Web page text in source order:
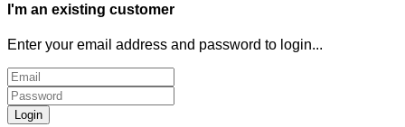
I'm an existing customer
Enter your email address and password to login...
Login